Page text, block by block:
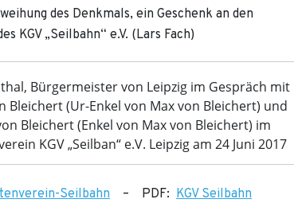
des Denkmals, ein Geschenk an den
KGV „Seilbahn“ e.V. (Lars Fach)
Bürgermeister von Leipzig im Gespräch mit
Bleichert (Ur-Enkel von Max von Bleichert) und
Bleichert (Enkel von Max von Bleichert) im
KGV „Seilban“ e.V. Leipzig am 24 Juni 2017
Seilbahn – PDF: KGV Seilbahn